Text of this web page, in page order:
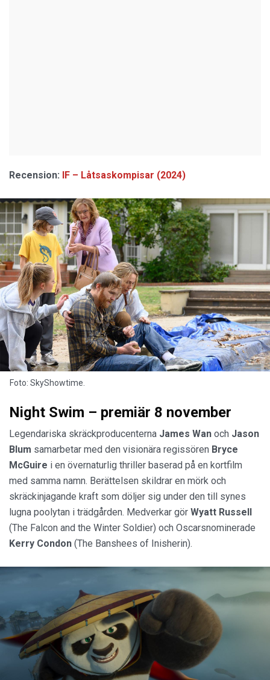
Recension: IF – Låtsaskompisar (2024)
Foto: SkyShowtime.
Night Swim – premiär 8 november
Legendariska skräckproducenterna James Wan och Jason
Blum samarbetar med den visionära regissören Bryce
McGuire i en övernaturlig thriller baserad på en kortfilm
med samma namn. Berättelsen skildrar en mörk och
skräckinjagande kraft som döljer sig under den till synes
lugna poolytan i trädgården. Medverkar gör Wyatt Russell
(The Falcon and the Winter Soldier) och Oscarsnominerade
Kerry Condon (The Banshees of Inisherin).